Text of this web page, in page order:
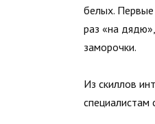
белых.
раз «на
заморочки.
Из скиллов
специалистам